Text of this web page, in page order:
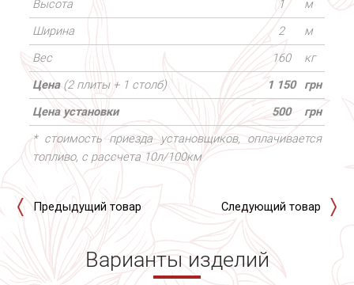
Высота 1
м
Ширина
2
м
Вес
160
кг
Цена (2 плиты + 1 столб) 1 150
грн
Цена установки
500
грн
* стоимость приезда установщиков, оплачивается
топливо, с рассчета 10л/100км
Предыдущий товар Следующий товар
Варианты изделий